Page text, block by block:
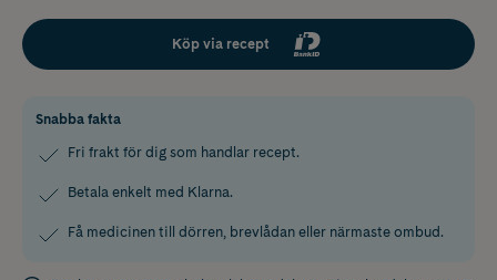
Köp via recept
Snabba fakta
Fri frakt för dig som handlar recept.
Betala enkelt med Klarna.
Få medicinen till dörren, brevlådan eller närmaste ombud.